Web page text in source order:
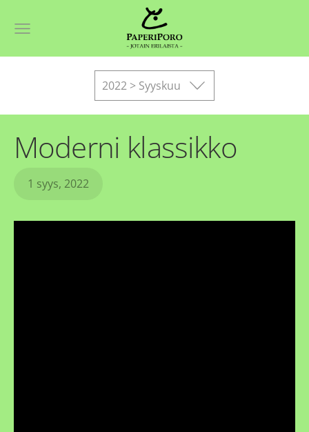
2022 > Syyskuu
Moderni klassikko
1 syys, 2022